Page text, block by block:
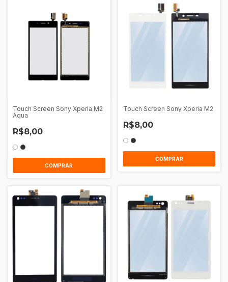
Touch Screen Sony Xperia M2
Aqua
R$8,00
COMPRAR
Touch Screen Sony Xperia M2
R$8,00
COMPRAR